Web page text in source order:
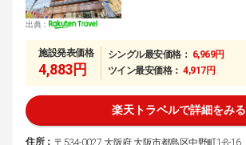
出典：
施設発表価格
4,883円
シングル最安価格： 6,969円
ツイン最安価格：4,917円
楽天トラベルで詳細をみる
住所： 〒534-0027 大阪府 大阪市都島区中野町1-8-16